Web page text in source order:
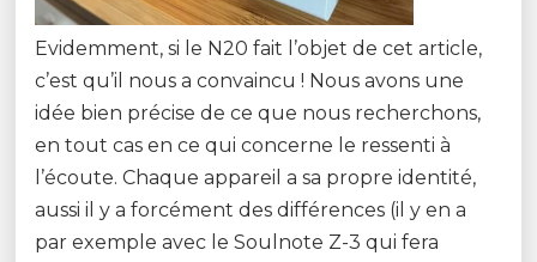
Evidemment, si le N20 fait l’objet de cet article,
c’est qu’il nous a convaincu ! Nous avons une
idée bien précise de ce que nous recherchons,
en tout cas en ce qui concerne le ressenti à
l’écoute. Chaque appareil a sa propre identité,
aussi il y a forcément des différences (il y en a
par exemple avec le Soulnote Z-3 qui fera